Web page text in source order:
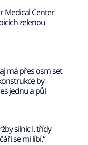
Medical Center
zelenou
má přes osm set
by
jednu a půl
silnic I. třídy
se mi líbí.“